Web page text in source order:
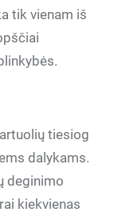
tik vienam iš
tiesiog
dalykams.
deginimo
kiekvienas